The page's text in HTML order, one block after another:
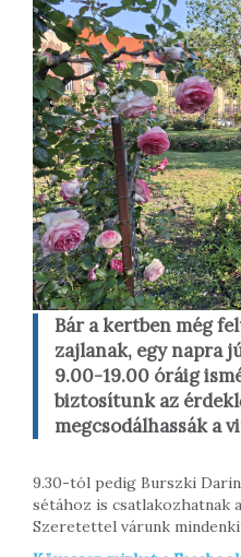
Bár a kertben még
zajlanak, egy napra
9.00-19.00 óráig
biztosítunk az
megcsodálhassák a
9.30-tól pedig Burszki
sétához is csatlakozhatnak
Szeretettel várunk